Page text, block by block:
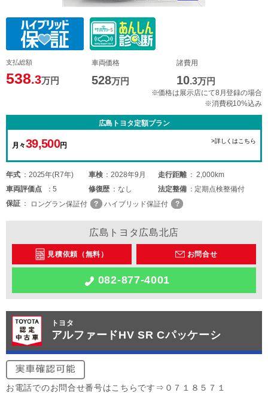
支払総額
538.3万円
車両価格
528万円
諸費用
10.3万円
※価格は展示店にて8月登録の場合
※消費税10%込み
広島トヨタ定額プラン
月々39,500円
>詳しくはこちら
年式 2025年(R7年) 車検 2028年9月 走行距離
2,000km
車両評価点 5 修復歴 なし 法定整備
定期点検整備付
保証
ロングラン保証付 ハイブリッド保証付
広島トヨタ広島北店
見積依頼（無料） お問合せ
082-877-4001
トヨタ
アルファードHV SR Cパッケーシ
お電話でのお問合せ番号はこちらです⇒０７１８５７１